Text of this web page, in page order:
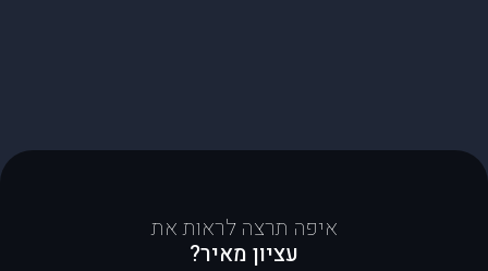
איפה תרצה לראות את
עציון מאיר?